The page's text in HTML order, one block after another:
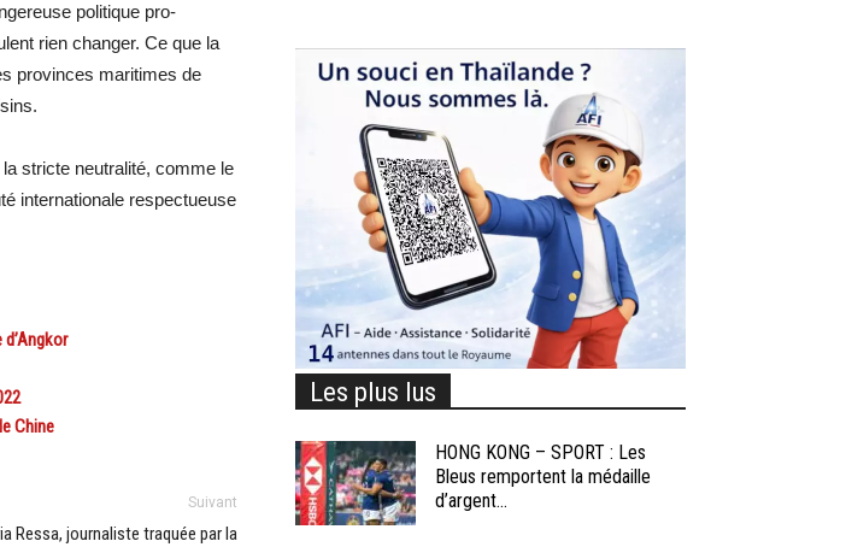
politique pro-
rien changer. Ce que la
provinces maritimes de
stricte neutralité, comme le
internationale respectueuse
Chine
Suivant
Ressa, journaliste traquée par la
Les plus lus
HONG KONG – SPORT : Les
Bleus remportent la médaille
d’argent...